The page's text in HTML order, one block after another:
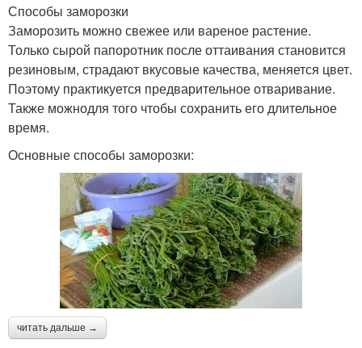
Способы заморозки
Заморозить можно свежее или вареное растение.
Только сырой папоротник после оттаивания становится
резиновым, страдают вкусовые качества, меняется цвет.
Поэтому практикуется предварительное отваривание.
Также можнодля того чтобы сохранить его длительное
время.
Основные способы заморозки:
читать дальше →